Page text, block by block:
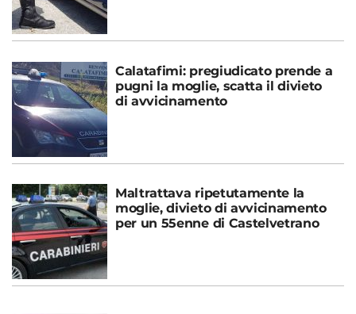
Calatafimi: pregiudicato prende a
pugni la moglie, scatta il divieto
di avvicinamento
Maltrattava ripetutamente la
moglie, divieto di avvicinamento
per un 55enne di Castelvetrano